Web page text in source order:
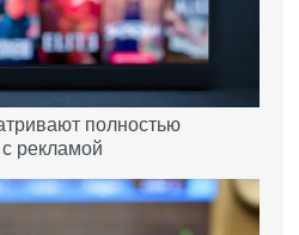
полностью
рекламой